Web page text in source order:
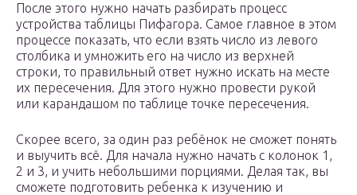
После этого нужно начать разбирать процесс
устройства таблицы Пифагора. Самое главное в этом
процессе показать, что если взять число из левого
столбика и умножить его на число из верхней
строки, то правильный ответ нужно искать на месте
их пересечения. Для этого нужно провести рукой
или карандашом по таблице точке пересечения.
Скорее всего, за один раз ребёнок не сможет понять
и выучить всё. Для начала нужно начать с колонок 1,
2 и 3, и учить небольшими порциями. Делая так, вы
сможете подготовить ребенка к изучению и